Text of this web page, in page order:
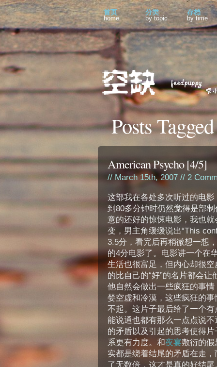
首页
home
分类
by topic
存档
by time
Posts
American Psycho [4/5]
// March 15th, 2007 // 2
这部我在各处多次听过的电
到80多分钟时仍然觉得是部
意的还好的惊悚电影，我也
变，男主角缓缓说出“This
3.5分，看完后再稍微想一想
的4分电影了。电影讲一个在
生活也很富足，但内心却很
的比自己的“好”的名片都会
他自然会做出一些疯狂的事
婪空虚和冷漠，这些疯狂的
不起。这片子最后给了一个
能说通也都有那么一点点说
的矛盾以及引起的思考使得
系更有力度。和夜宴敷衍的
实都是绕着结尾的矛盾在走
了无数倍，这才是真的好结尾